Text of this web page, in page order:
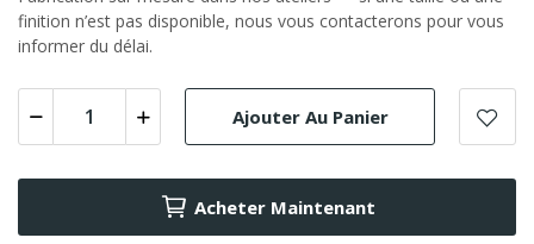
finition n’est pas disponible, nous vous contacterons pour vous
informer du délai.
Ajouter Au Panier
Acheter Maintenant